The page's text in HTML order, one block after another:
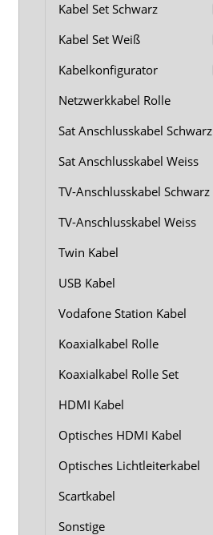
Kabel Set Schwarz
Kabel Set Weiß
Kabelkonfigurator
Netzwerkkabel Rolle
Sat Anschlusskabel Schwarz
Sat Anschlusskabel Weiss
TV-Anschlusskabel Schwarz
TV-Anschlusskabel Weiss
Twin Kabel
USB Kabel
Vodafone Station Kabel
Koaxialkabel Rolle
Koaxialkabel Rolle Set
HDMI Kabel
Optisches HDMI Kabel
Optisches Lichtleiterkabel
Scartkabel
Sonstige